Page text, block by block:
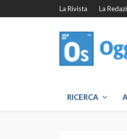
La Rivista La
RICERCA